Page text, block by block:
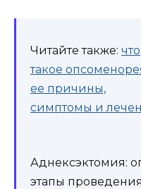
Читайте также: что
такое
ее причины,
симптомы и
Аднексэктомия:
этапы